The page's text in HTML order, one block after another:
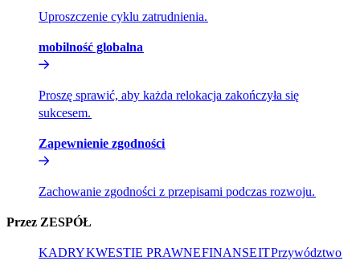
Uproszczenie cyklu zatrudnienia.​​
mobilność globalna​​
Proszę sprawić, aby każda relokacja zakończyła się
sukcesem.​​
Zapewnienie zgodności​​
Zachowanie zgodności z przepisami podczas rozwoju.​​
Przez ZESPÓŁ​​
KADRY​​KWESTIE PRAWNE​​FINANSE​​IT​​Przywództwo​​